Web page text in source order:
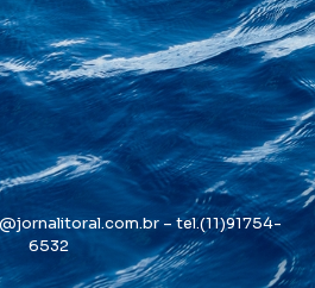
– tel.(11)91754-
6532